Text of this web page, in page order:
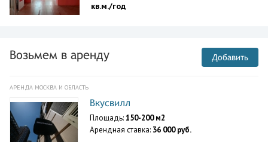
кв.м./год
Возьмем в аренду Добавить
АРЕНДА МОСКВА И ОБЛАСТЬ
Вкусвилл
Площадь:150-200 м2
Арендная ставка: 36 000 руб.